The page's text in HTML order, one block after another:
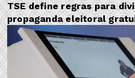
TSE define regras para
propaganda eleitoral